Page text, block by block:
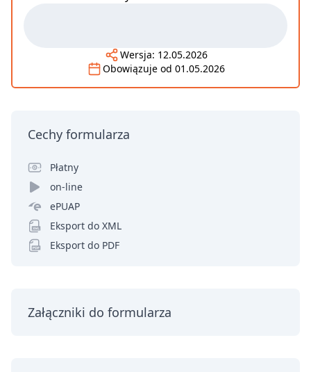
Wersja: 12.05.2026
Obowiązuje od 01.05.2026
Cechy formularza
Płatny
on-line
ePUAP
Eksport do XML
Eksport do PDF
Załączniki do formularza